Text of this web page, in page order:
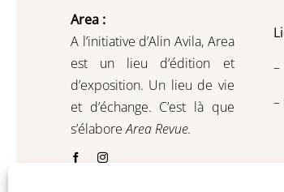
Area :
A l’initiative d’Alin Avila, Area
est un lieu d’édition et
d’exposition. Un lieu de vie
et d’échange. C’est là que
s’élaboreArea Revue.
–
–